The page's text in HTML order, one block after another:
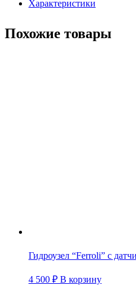
(Аналог)Характеристики
Похожие товары
Гидроузел “Ferroli” с
4 500 ₽ В корзину